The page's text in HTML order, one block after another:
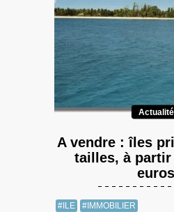
Actualité
A vendre : îles
tailles, à partir
euros
#ILE #IMMOBILIER